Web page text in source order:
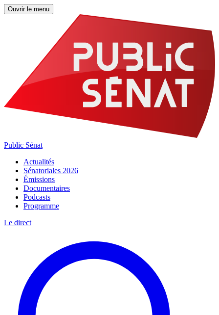
Ouvrir le menu
Public Sénat
Actualités
Sénatoriales 2026
Émissions
Documentaires
Podcasts
Programme
Le direct